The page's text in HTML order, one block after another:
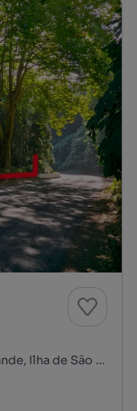
Rua da Igreja, Lomba da Maia, Ribeira Grande, Ilha de São Miguel